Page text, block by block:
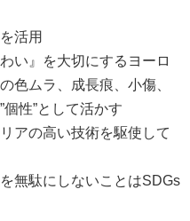
活用
い』を大切にするヨーロ
色ムラ、成長痕、小傷、
性”として活かす
アの高い技術を駆使して
無駄にしないことはSDGs